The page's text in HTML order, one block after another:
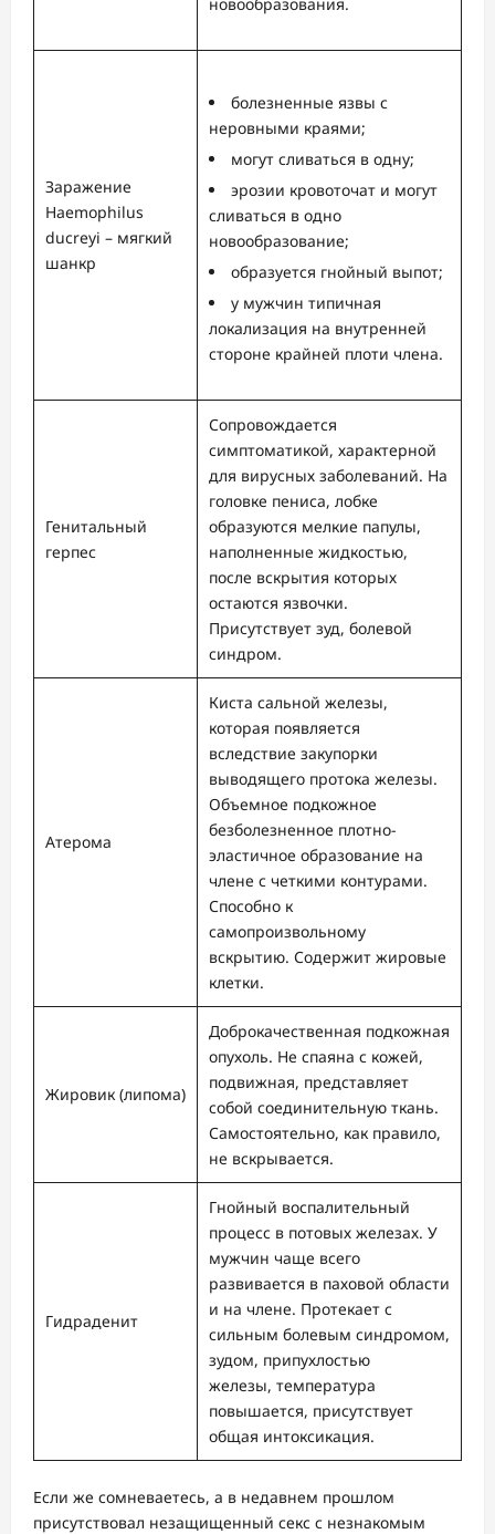
Заражение
Haemophilus
ducreyi – мягкий
шанкр
болезненные язвы с
неровными краями;
могут сливаться в одну;
эрозии кровоточат и могут
сливаться в одно
новообразование;
образуется гнойный выпот;
у мужчин типичная
локализация на внутренней
стороне крайней плоти члена.
Генитальный
герпес
Сопровождается
симптоматикой, характерной
для вирусных заболеваний. На
головке пениса, лобке
образуются мелкие папулы,
наполненные жидкостью,
после вскрытия которых
остаются язвочки.
Присутствует зуд, болевой
синдром.
Атерома
Киста сальной железы,
которая появляется
вследствие закупорки
выводящего протока железы.
Объемное подкожное
безболезненное плотно-
эластичное образование на
члене с четкими контурами.
Способно к
самопроизвольному
вскрытию. Содержит жировые
клетки.
Жировик (липома)
Доброкачественная подкожная
опухоль. Не спаяна с кожей,
подвижная, представляет
собой соединительную ткань.
Самостоятельно, как правило,
не вскрывается.
Гидраденит
Гнойный воспалительный
процесс в потовых железах. У
мужчин чаще всего
развивается в паховой области
и на члене. Протекает с
сильным болевым синдромом,
зудом, припухлостью
железы, температура
повышается, присутствует
общая интоксикация.
Если же сомневаетесь, а в недавнем прошлом
присутствовал незащищенный секс с незнакомым